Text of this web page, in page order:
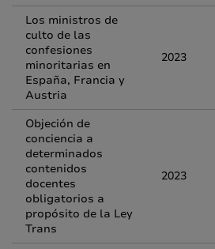
Los ministros de
culto de las
confesiones
minoritarias en
España, Francia y
Austria
2023
Objeción de
conciencia a
determinados
contenidos
docentes
obligatorios a
propósito de la Ley
Trans
2023